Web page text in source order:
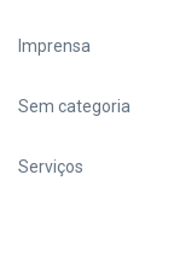
Imprensa
Sem categoria
Serviços